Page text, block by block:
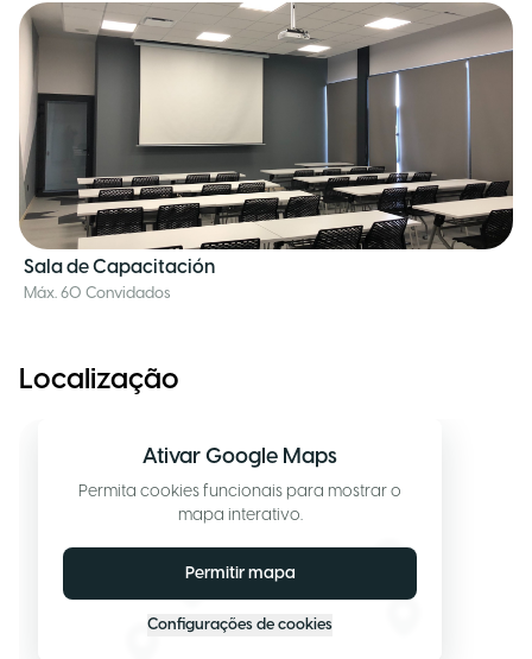
Sala de Capacitación
Máx. 60 Convidados
Localização
Ativar Google Maps
Permita cookies funcionais para mostrar o
mapa interativo.
Permitir mapa
Configurações de cookies